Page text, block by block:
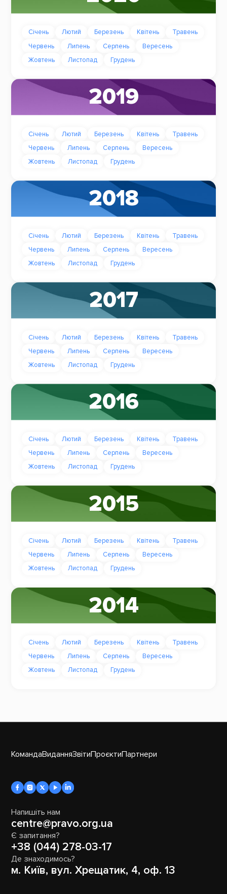
Січень Лютий Березень Квітень
Травень
Червень
Липень Серпень
Вересень
Жовтень
Листопад Грудень
2019
Січень Лютий Березень Квітень
Травень
Червень
Липень Серпень
Вересень
Жовтень
Листопад Грудень
2018
Січень Лютий Березень Квітень
Травень
Червень
Липень Серпень
Вересень
Жовтень
Листопад Грудень
2017
Січень Лютий Березень Квітень
Травень
Червень
Липень Серпень
Вересень
Жовтень
Листопад Грудень
2016
Січень Лютий Березень Квітень
Травень
Червень
Липень Серпень
Вересень
Жовтень
Листопад Грудень
2015
Січень Лютий Березень Квітень
Травень
Червень
Липень Серпень
Вересень
Жовтень
Листопад Грудень
2014
Січень Лютий Березень Квітень
Травень
Червень
Липень Серпень
Вересень
Жовтень
Листопад Грудень
КомандаВиданняЗвітиПроєктиПартнери
Напишіть нам
centre@pravo.org.ua
Є запитання?
+38 (044) 278-03-17
Де знаходимось?
м. Київ, вул. Хрещатик, 4, оф. 13